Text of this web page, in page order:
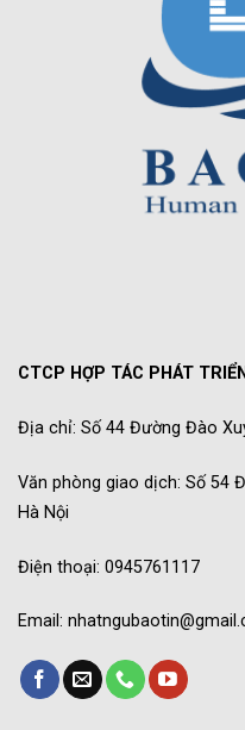
CTCP HỢP TÁC PHÁT
Địa chỉ: Số 44 Đường Đào
Văn phòng giao dịch: Số 54
Hà Nội
Điện thoại: 0945761117
Email: